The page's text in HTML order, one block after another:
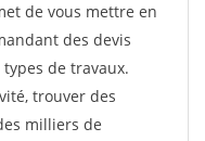
de vous mettre en
des devis
de travaux.
trouver des
milliers de